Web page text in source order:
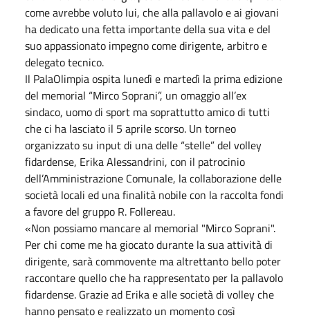
come avrebbe voluto lui, che alla pallavolo e ai giovani
ha dedicato una fetta importante della sua vita e del
suo appassionato impegno come dirigente, arbitro e
delegato tecnico.
Il PalaOlimpia ospita lunedì e martedì la prima edizione
del memorial “Mirco Soprani”, un omaggio all’ex
sindaco, uomo di sport ma soprattutto amico di tutti
che ci ha lasciato il 5 aprile scorso. Un torneo
organizzato su input di una delle “stelle” del volley
fidardense, Erika Alessandrini, con il patrocinio
dell’Amministrazione Comunale, la collaborazione delle
società locali ed una finalità nobile con la raccolta fondi
a favore del gruppo R. Follereau.
«Non possiamo mancare al memorial "Mirco Soprani".
Per chi come me ha giocato durante la sua attività di
dirigente, sarà commovente ma altrettanto bello poter
raccontare quello che ha rappresentato per la pallavolo
fidardense. Grazie ad Erika e alle società di volley che
hanno pensato e realizzato un momento così